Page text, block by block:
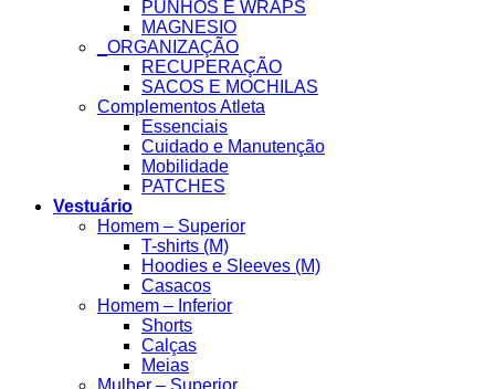
PUNHOS E WRAPS
MAGNESIO
_ORGANIZAÇÃO
RECUPERAÇÃO
SACOS E MOCHILAS
Complementos Atleta
Essenciais
Cuidado e Manutenção
Mobilidade
PATCHES
Vestuário
Homem – Superior
T-shirts (M)
Hoodies e Sleeves (M)
Casacos
Homem – Inferior
Shorts
Calças
Meias
Mulher – Superior